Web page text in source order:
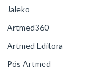
Jaleko
Artmed360
Artmed Editora
Pós Artmed